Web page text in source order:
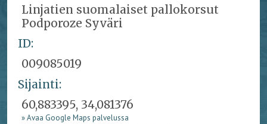
Linjatien suomalaiset pallokorsut
Podporoze Syväri
ID:
009085019
Sijainti:
60,883395, 34,081376
» Avaa Google Maps palvelussa